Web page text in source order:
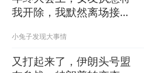
我开除，我默然离场接手
了神
小兔子发现大事情
又打起来了，伊朗头号盟